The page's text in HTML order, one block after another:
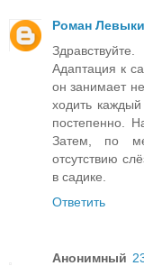
Роман
Здравствуйте.
Адаптация к
он занимает
ходить
постепенно.
Затем, по
отсутствию
в садике.
Ответить
Анонимный